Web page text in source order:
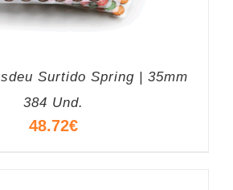
Surtido Spring | 35mm
384 Und.
48.72€